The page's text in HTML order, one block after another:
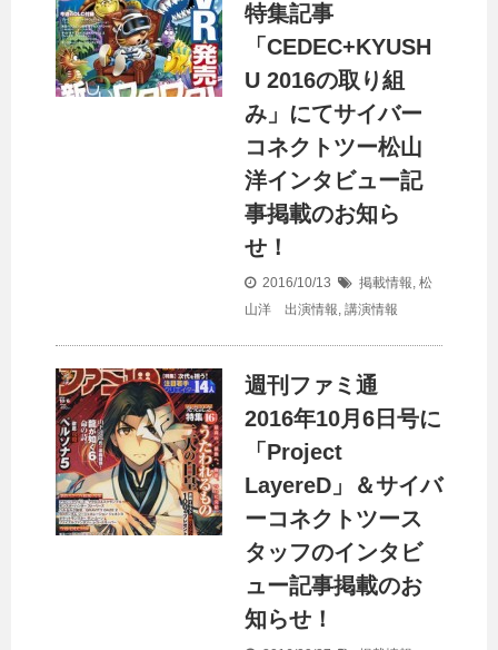
特集記事
「CEDEC+KYUSH
U 2016の取り組
み」にてサイバー
コネクトツー松山
洋インタビュー記
事掲載のお知ら
せ！
2016/10/13 掲載情報, 松
山洋 出演情報, 講演情報
週刊ファミ通
2016年10月6日号に
「Project
LayereD」＆サイバ
ーコネクトツース
タッフのインタビ
ュー記事掲載のお
知らせ！